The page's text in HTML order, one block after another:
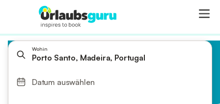
Wohin
Porto Santo, Madeira, Portugal
Datum auswählen